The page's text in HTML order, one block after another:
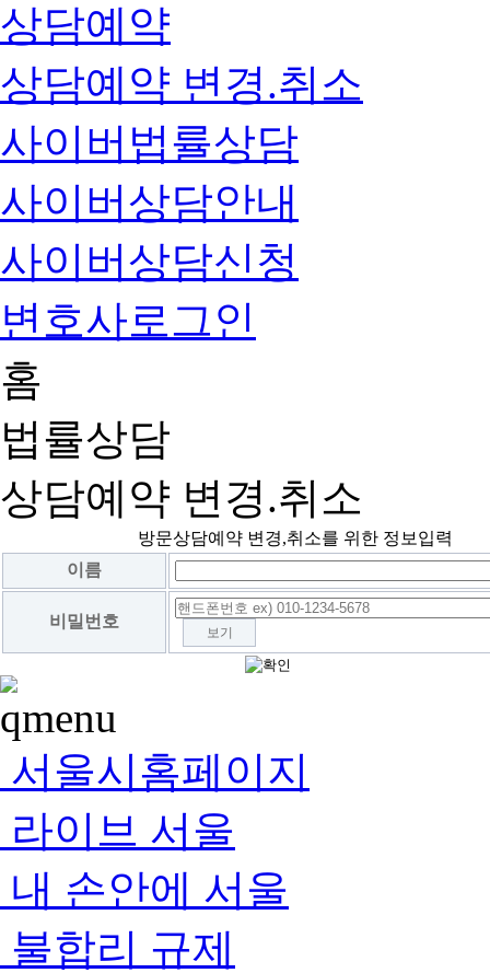
상담예약
상담예약 변경.취소
사이버법률상담
사이버상담안내
사이버상담신청
변호사로그인
홈
법률상담
상담예약 변경.취소
방문상담예약 변경,취소를 위한 정보입력
이름
비밀번호
보기
서울시홈페이지
라이브 서울
내 손안에 서울
불합리 규제